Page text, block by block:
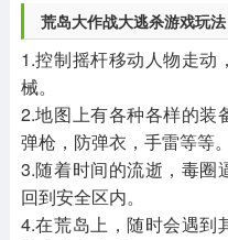
荒岛大作战大逃杀游戏玩法
1.控制摇杆移动人物走动
械。
2.地图上有各种各样的装
弹枪，防弹衣，手雷等等。
3.随着时间的流逝，毒圈
回到安全区内。
4.在荒岛上，随时会遇到